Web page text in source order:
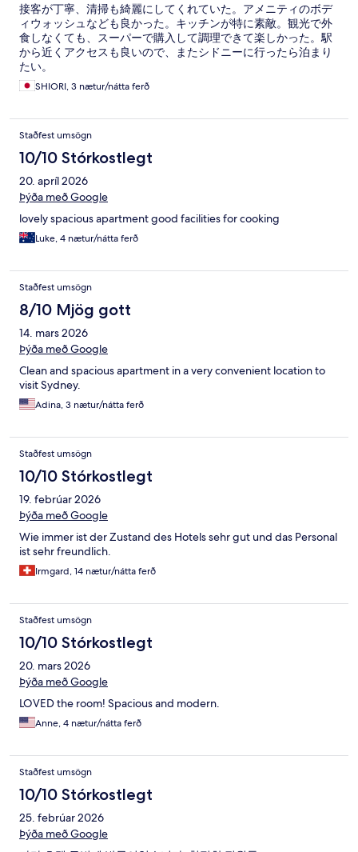
接客が丁寧、清掃も綺麗にしてくれていた。アメニティのボデ
ィウォッシュなども良かった。キッチンが特に素敵。観光で外
食しなくても、スーパーで購入して調理できて楽しかった。駅
から近くアクセスも良いので、またシドニーに行ったら泊まり
たい。
SHIORI, 3 nætur/nátta ferð
Staðfest umsögn
10/10 Stórkostlegt
20. apríl 2026
Þýða með Google
lovely spacious apartment good facilities for cooking
Luke, 4 nætur/nátta ferð
Staðfest umsögn
8/10 Mjög gott
14. mars 2026
Þýða með Google
Clean and spacious apartment in a very convenient location to
visit Sydney.
Adina, 3 nætur/nátta ferð
Staðfest umsögn
10/10 Stórkostlegt
19. febrúar 2026
Þýða með Google
Wie immer ist der Zustand des Hotels sehr gut und das Personal
ist sehr freundlich.
Irmgard, 14 nætur/nátta ferð
Staðfest umsögn
10/10 Stórkostlegt
20. mars 2026
Þýða með Google
LOVED the room! Spacious and modern.
Anne, 4 nætur/nátta ferð
Staðfest umsögn
10/10 Stórkostlegt
25. febrúar 2026
Þýða með Google